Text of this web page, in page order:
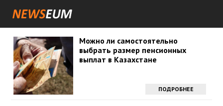
Можно ли самостоятельно
выбрать размер пенсионных
выплат в Казахстане
ПОДРОБНЕЕ